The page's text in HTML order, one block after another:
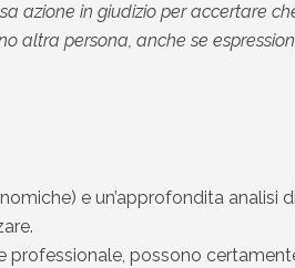
azione in giudizio per accertare
altra persona, anche se
e un’approfondita analisi
professionale, possono